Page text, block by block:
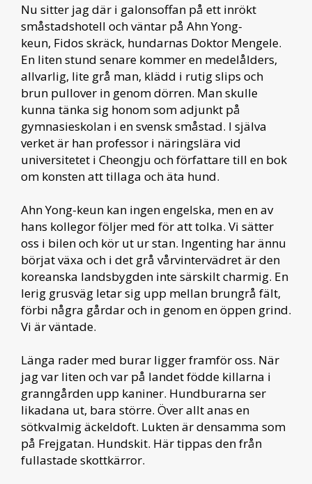
Nu sitter jag där i galonsoffan på ett inrökt
småstadshotell och väntar på Ahn Yong-
keun, Fidos skräck, hundarnas Doktor Mengele.
En liten stund senare kommer en medelålders,
allvarlig, lite grå man, klädd i rutig slips och
brun pullover in genom dörren. Man skulle
kunna tänka sig honom som adjunkt på
gymnasieskolan i en svensk småstad. I själva
verket är han professor i näringslära vid
universitetet i Cheongju och författare till en bok
om konsten att tillaga och äta hund.
Ahn Yong-keun kan ingen engelska, men en av
hans kollegor följer med för att tolka. Vi sätter
oss i bilen och kör ut ur stan. Ingenting har ännu
börjat växa och i det grå vårvintervädret är den
koreanska landsbygden inte särskilt charmig. En
lerig grusväg letar sig upp mellan brungrå fält,
förbi några gårdar och in genom en öppen grind.
Vi är väntade.
Länga rader med burar ligger framför oss. När
jag var liten och var på landet födde killarna i
granngården upp kaniner. Hundburarna ser
likadana ut, bara större. Över allt anas en
sötkvalmig äckeldoft. Lukten är densamma som
på Frejgatan. Hundskit. Här tippas den från
fullastade skottkärror.